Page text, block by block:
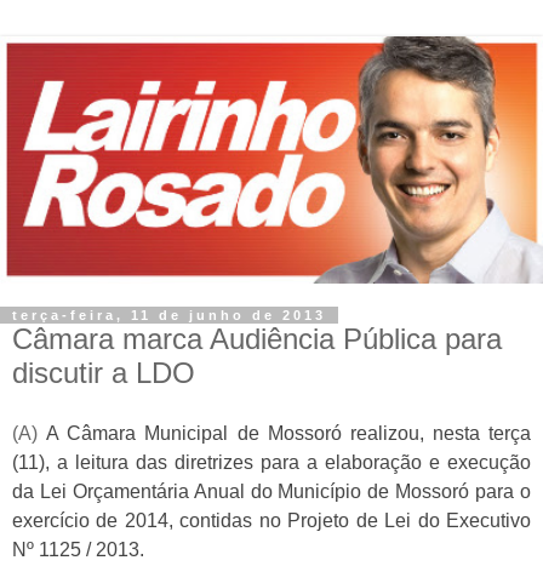
terça-feira, 11 de junho de 2013
Câmara marca Audiência Pública para
discutir a LDO
(A)A Câmara Municipal de Mossoró realizou, nesta terça
(11), a leitura das diretrizes para a elaboração e execução
da Lei Orçamentária Anual do Município de Mossoró para o
exercício de 2014, contidas no Projeto de Lei do Executivo
Nº 1125 / 2013.